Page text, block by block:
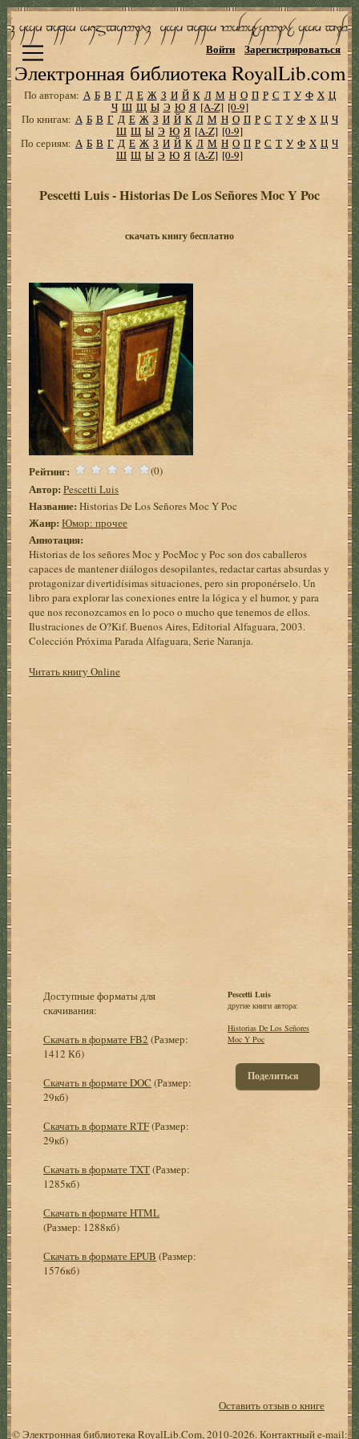
Электронная библиотека RoyalLib.com
Войти Зарегистрироваться
По авторам: А Б В Г Д Е Ж З И Й К Л М Н О П Р С Т У Ф Х Ц
Ч Ш Щ Ы Э Ю Я [A-Z] [0-9]
По книгам: А Б В Г Д Е Ж З И Й К Л М Н О П Р С Т У Ф Х Ц Ч
Ш Щ Ы Э Ю Я [A-Z] [0-9]
По сериям: А Б В Г Д Е Ж З И Й К Л М Н О П Р С Т У Ф Х Ц Ч
Ш Щ Ы Э Ю Я [A-Z] [0-9]
Pescetti Luis - Historias De Los Señores Moc Y Poc
скачать книгу бесплатно
Рейтинг: (0)
Автор: Pescetti Luis
Название: Historias De Los Señores Moc Y Poc
Жанр: Юмор: прочее
Аннотация:
Historias de los señores Moc y PocMoc y Poc son dos caballeros
capaces de mantener diálogos desopilantes, redactar cartas absurdas y
protagonizar divertidísimas situaciones, pero sin proponérselo. Un
libro para explorar las conexiones entre la lógica y el humor, y para
que nos reconozcamos en lo poco o mucho que tenemos de ellos.
Ilustraciones de O?Kif. Buenos Aires, Editorial Alfaguara, 2003.
Colección Próxima Parada Alfaguara, Serie Naranja.
Читать книгу Online
Доступные форматы для
скачивания:
Скачать в формате FB2 (Размер:
1412 Кб)
Скачать в формате DOC (Размер:
29кб)
Скачать в формате RTF(Размер:
29кб)
Скачать в формате TXT(Размер:
1285кб)
Скачать в формате HTML
(Размер: 1288кб)
Скачать в формате EPUB (Размер:
1576кб)
Pescetti Luis
другие книги автора:
Historias De Los Señores
Moc Y Poc
Поделиться
Оставить отзыв о книге
© Электронная библиотека RoyalLib.Com, 2010-2026. Контактный e-mail: